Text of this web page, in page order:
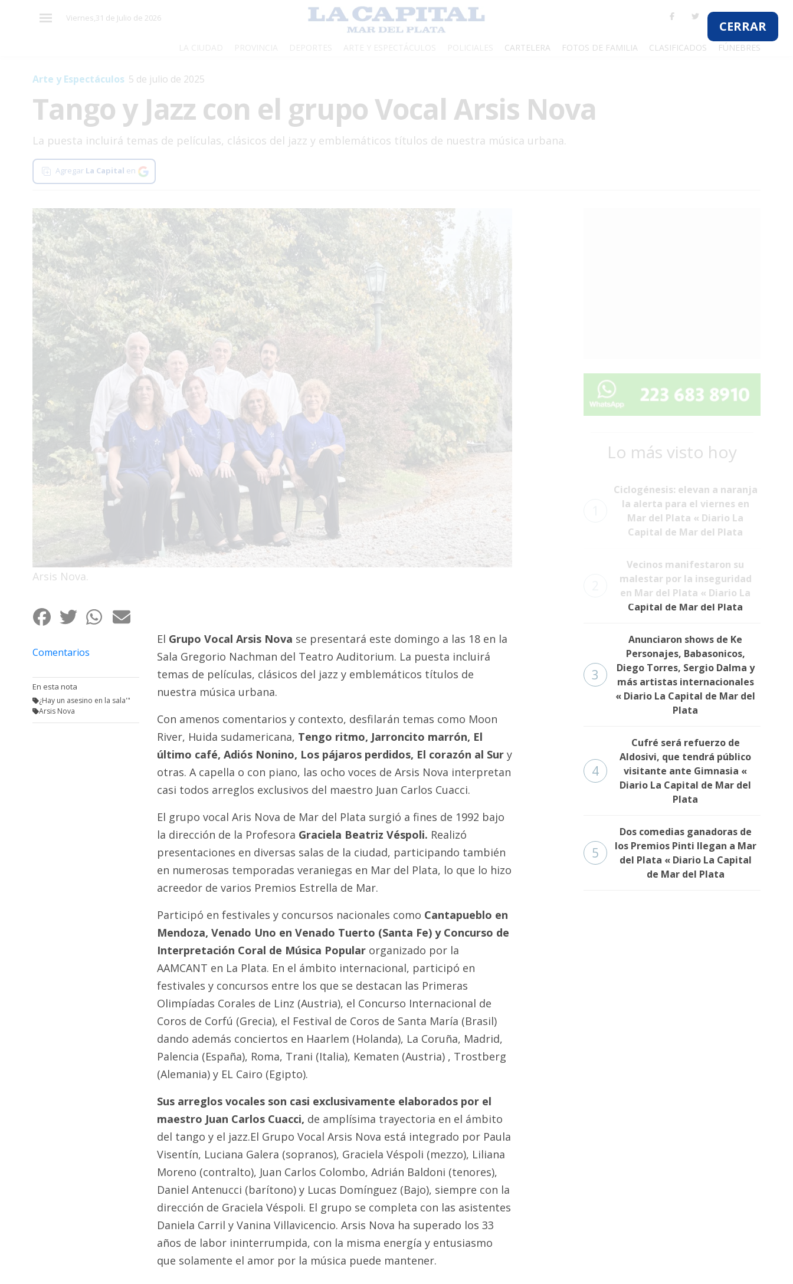
Viernes,31 de Julio de 2026
CARTELERA FOTOS DE FAMILIA CLASIFICADOS FÚNEBRES
País
Tecnología
Gastronomía
Salud
Interés
General
Deportes
Espectáculos
Policiales
Cartelera
Fotos
Familia
Arte y Espectáculos 5 de julio de 2025
Tango y Jazz con el grupo Vocal Arsis Nova
La puesta incluirá temas de películas, clásicos del jazz y emblemáticos títulos de nuestra música urbana.
Agregar La Capital en
Arsis Nova.
Comentarios
En esta nota
¿Hay un asesino en la sala'"
Arsis Nova
El Grupo Vocal Arsis Nova se presentará este domingo a las 18 en la
Sala Gregorio Nachman del Teatro Auditorium. La puesta incluirá
temas de películas, clásicos del jazz y emblemáticos títulos de
nuestra música urbana.
Con amenos comentarios y contexto, desfilarán temas como Moon
River, Huida sudamericana, Tengo ritmo, Jarroncito marrón, El
último café, Adiós Nonino, Los pájaros perdidos, El corazón al Sury
otras. A capella o con piano, las ocho voces de Arsis Nova interpretan
casi todos arreglos exclusivos del maestro Juan Carlos Cuacci.
El grupo vocal Aris Nova de Mar del Plata surgió a fines de 1992 bajo
la dirección de la Profesora Graciela Beatriz Véspoli. Realizó
presentaciones en diversas salas de la ciudad, participando también
en numerosas temporadas veraniegas en Mar del Plata, lo que lo hizo
acreedor de varios Premios Estrella de Mar.
Participó en festivales y concursos nacionales como Cantapueblo en
Mendoza, Venado Uno en Venado Tuerto (Santa Fe) y Concurso de
Interpretación Coral de Música Popularorganizado por la
AAMCANT en La Plata. En el ámbito internacional, participó en
festivales y concursos entre los que se destacan las Primeras
Olimpíadas Corales de Linz (Austria), el Concurso Internacional de
Coros de Corfú (Grecia), el Festival de Coros de Santa María (Brasil)
dando además conciertos en Haarlem (Holanda), La Coruña, Madrid,
Palencia (España), Roma, Trani (Italia), Kematen (Austria) , Trostberg
(Alemania) y EL Cairo (Egipto).
Sus arreglos vocales son casi exclusivamente elaborados por el
maestro Juan Carlos Cuacci, de amplísima trayectoria en el ámbito
del tango y el jazz.El Grupo Vocal Arsis Nova está integrado por Paula
Visentín, Luciana Galera (sopranos), Graciela Véspoli (mezzo), Liliana
Moreno (contralto), Juan Carlos Colombo, Adrián Baldoni (tenores),
Daniel Antenucci (barítono) y Lucas Domínguez (Bajo), siempre con la
dirección de Graciela Véspoli. El grupo se completa con las asistentes
Daniela Carril y Vanina Villavicencio. Arsis Nova ha superado los 33
años de labor ininterrumpida, con la misma energía y entusiasmo
que solamente el amor por la música puede mantener.
Lo más visto hoy
Ciclogénesis: elevan a naranja
la alerta para el viernes en
Mar del Plata « Diario La
Capital de Mar del Plata
Vecinos manifestaron su
malestar por la inseguridad
en Mar del Plata « Diario La
Capital de Mar del Plata
3
Anunciaron shows de Ke
Personajes, Babasonicos,
Diego Torres, Sergio Dalma y
más artistas internacionales
« Diario La Capital de Mar del
Plata
4
Cufré será refuerzo de
Aldosivi, que tendrá público
visitante ante Gimnasia «
Diario La Capital de Mar del
Plata
5
Dos comedias ganadoras de
los Premios Pinti llegan a Mar
del Plata « Diario La Capital
de Mar del Plata